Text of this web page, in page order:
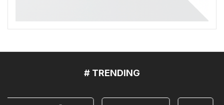
# TRENDING